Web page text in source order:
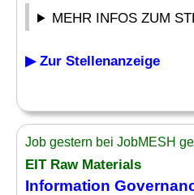
MEHR INFOS ZUM
▶ Zur Stellenanzeige
Job gestern bei JobMESH
EIT Raw Materials
Information